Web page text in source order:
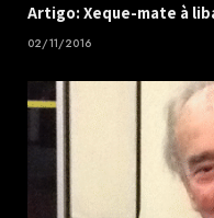
Artigo: Xeque-mate à
02/11/2016